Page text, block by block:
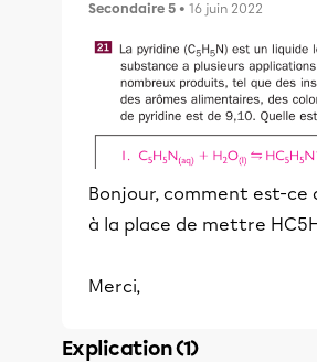
Secondaire 5 • 16 juin 2022
Bonjour, comment est-ce
à la place de mettre
Merci,
Explication (1)